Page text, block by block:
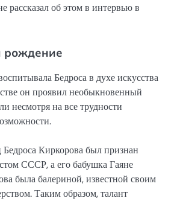
рассказал об этом в интервью в
рождение
Бедроса в духе искусства
он проявил необыкновенный
несмотря на все трудности
Киркорова был признан
СССР, а его бабушка Гаяне
была балериной, известной своим
Таким образом, талант